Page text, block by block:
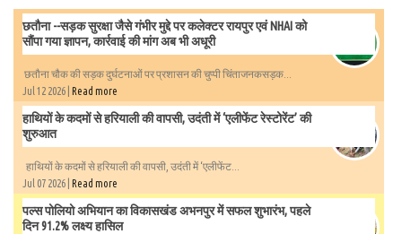
छतौना --सड़क सुरक्षा जैसे गंभीर मुद्दे पर कलेक्टर रायपुर एवं NHAI को
सौंपा गया ज्ञापन, कार्रवाई की मांग अब भी अधूरी
छतौना चौक की सड़क दुर्घटनाओं पर प्रशासन की चुप्पी चिंताजनकसड़क...
Jul 12 2026 | Read more
हाथियों के कदमों से हरियाली की वापसी, उदंती में ‘एलीफेंट रेस्टोरेंट’ की
शुरुआत
हाथियों के कदमों से हरियाली की वापसी, उदंती में ‘एलीफेंट...
Jul 07 2026 | Read more
पल्स पोलियो अभियान का विकासखंड अभनपुर में सफल शुभारंभ, पहले
दिन 91.2% लक्ष्य हासिल